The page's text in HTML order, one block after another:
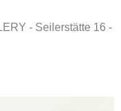
- Seilerstätte 16 -